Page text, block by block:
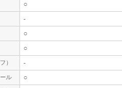
○
-
○
○
） -
ル ○